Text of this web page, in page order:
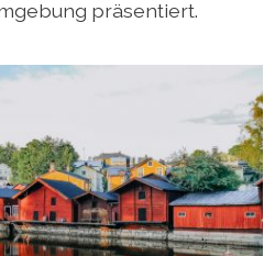
präsentiert.